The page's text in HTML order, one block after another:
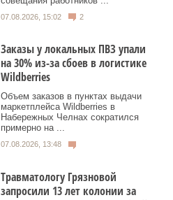
07.08.2026, 15:02 2
Заказы у локальных ПВЗ упали
на 30% из-за сбоев в логистике
Wildberries
Объем заказов в пунктах выдачи
маркетплейса Wildberries в
Набережных Челнах сократился
примерно на ...
07.08.2026, 13:48
Травматологу Грязновой
запросили 13 лет колонии за